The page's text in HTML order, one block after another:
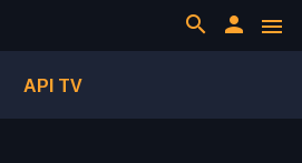
menu
person
search
API TV